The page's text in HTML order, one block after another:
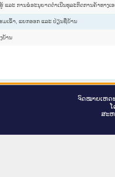
ລະ ການຂໍອະນຸຍາດດໍາເນີນທຸລະກິດການຄ້າທາງເ
ມເຂົ້າ, ແຍກອອກ ແລະ ປ່ຽນຊື່ບ້ານ
ບ້ານ
ຈົດ​ໝາຍ​ເຫດ​
ສະ​ຫ